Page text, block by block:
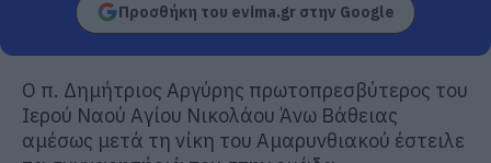
Προσθήκη του evima.gr στην Google
Ο π. Δημήτριος Αργύρης πρωτοπρεσβύτερος του
Ιερού Ναού Αγίου Νικολάου Άνω Βάθειας
αμέσως μετά τη νίκη του Αμαρυνθιακού έστειλε